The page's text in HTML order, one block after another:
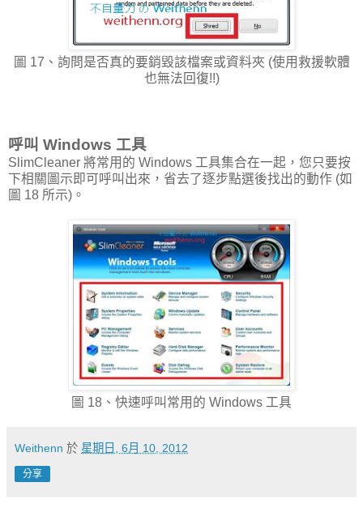
圖 17、詢問是否真的要銷毀該檔案或資料夾 (使用救援軟體
也無法回復!!)
呼叫 Windows 工具
SlimCleaner 將常用的 Windows 工具集合在一起，您只要按
下相關圖示即可呼叫出來，省去了逐步點選後找出的動作 (如
圖 18 所示)。
圖 18、快速呼叫常用的 Windows 工具
Weithenn 於 星期日, 6月 10, 2012
分享